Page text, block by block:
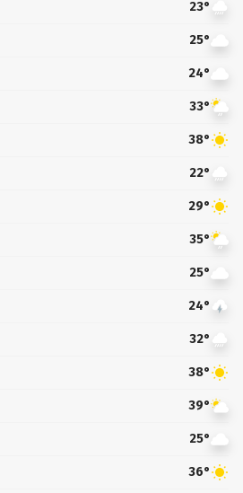
23°
25°
24°
33°
38°
22°
29°
35°
25°
24°
32°
38°
39°
25°
36°